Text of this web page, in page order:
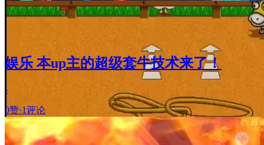
娱乐 本up主的超级套牛技术来了！
-
0赞·1评论